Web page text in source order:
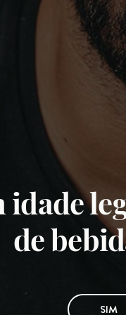
idade
de
SIM